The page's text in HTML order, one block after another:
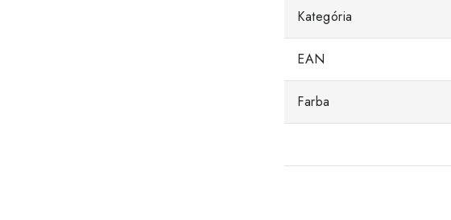
Kategória
EAN
Farba